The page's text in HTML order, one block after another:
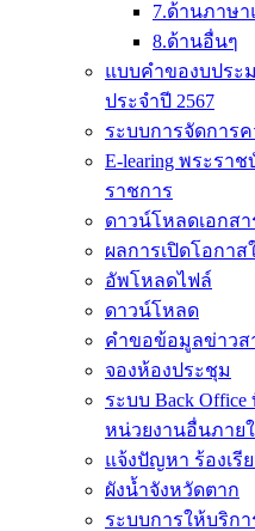
7.ด้านภาษ
8.ด้านอื่นๆ
แบบคำของบประ
ประจำปี 2567
ระบบการจัดการ
E-learing พระร
ราชการ
ดาวน์โหลดเอกส
ผลการเปิดโอกา
อัพโหลดไฟล์
ดาวน์โหลด
คำขอข้อมูลข่าวส
จองห้องประชุม
ระบบ Back
หน่วยงานอื่นภาย
แจ้งปัญหา ร้องเรี
ผังน้ำจังหวัดตาก
ระบบการให้บริก